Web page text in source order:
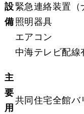
設
備
緊急連絡装置（
照明器具
エアコン
中海テレビ配線
主
要
用
共同住宅全館バ